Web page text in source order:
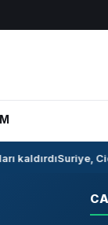
Suriye,